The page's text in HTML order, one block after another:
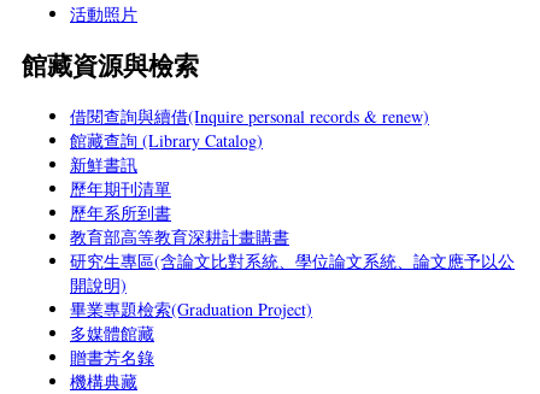
活動照片
館藏資源與檢索
借閱查詢與續借(Inquire personal records & renew)
館藏查詢 (Library Catalog)
新鮮書訊
歷年期刊清單
歷年系所到書
教育部高等教育深耕計畫購書
研究生專區(含論文比對系統、學位論文系統、論文應予以公
開說明)
畢業專題檢索(Graduation Project)
多媒體館藏
贈書芳名錄
機構典藏